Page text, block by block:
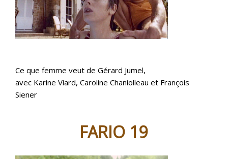
Ce que femme veut de Gérard Jumel,
avec Karine Viard, Caroline Chaniolleau et François
Siener
FARIO 19